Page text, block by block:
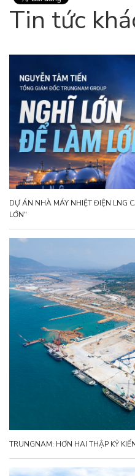
Tin tức
DỰ ÁN NHÀ MÁY NHIỆT ĐIỆN LNG
LỚN"
TRUNGNAM: HƠN HAI THẬP KỶ